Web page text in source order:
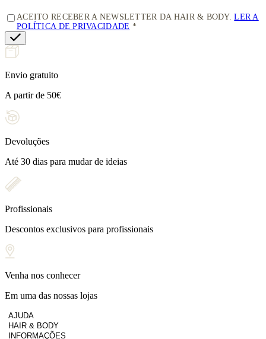
ACEITO RECEBER A NEWSLETTER DA HAIR & BODY.LER A
POLÍTICA DE PRIVACIDADE
Envio gratuito
A partir de 50€
Devoluções
Até 30 dias para mudar de ideias
Profissionais
Descontos exclusivos para profissionais
Venha nos conhecer
Em uma das nossas lojas
AJUDA
HAIR & BODY
INFORMAÇÕES